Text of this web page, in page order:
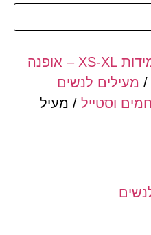
בגדי נשים במידות XS-XL – אופנה
לנשים
/ מעיל